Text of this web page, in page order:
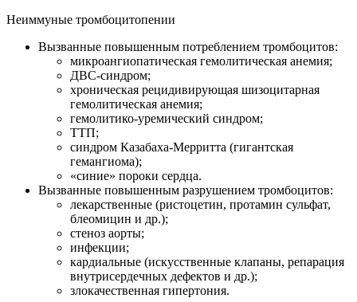
Неиммуные тромбоцитопении
Вызванные повышенным потреблением тромбоцитов:
микроангиопатическая гемолитическая анемия;
ДВС-синдром;
хроническая рецидивирующая шизоцитарная
гемолитическая анемия;
гемолитико-уремический синдром;
ТТП;
синдром Казабаха-Мерритта (гигантская
гемангиома);
«синие» пороки сердца.
Вызванные повышенным разрушением тромбоцитов:
лекарственные (ристоцетин, протамин сульфат,
блеомицин и др.);
стеноз аорты;
инфекции;
кардиальные (искусственные клапаны, репарация
внутрисердечных дефектов и др.);
злокачественная гипертония.